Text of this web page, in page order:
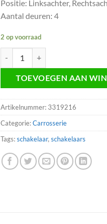
Positie: Linksachter,
Aantal deuren: 4
2 op voorraad
TOEVOEGEN AAN
Artikelnummer: 3319216
Categorie:Carrosserie
Tags:schakelaar, schakelaars